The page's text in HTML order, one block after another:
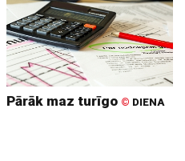
Pārāk maz turīgo © DIENA